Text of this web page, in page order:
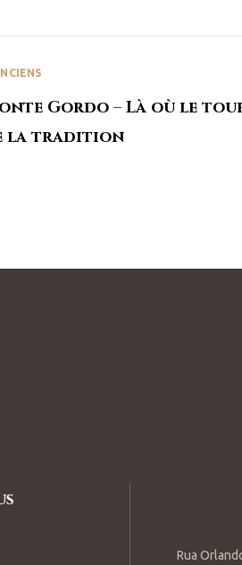
Gordo – Là où le
la tradition
Rua